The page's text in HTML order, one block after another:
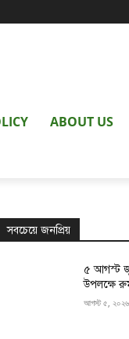
ABOUT US
সবচেয়ে জনপ্রিয়
৫ আগস্ট
উপলক্ষে
আগস্ট ৫, ২০২৬